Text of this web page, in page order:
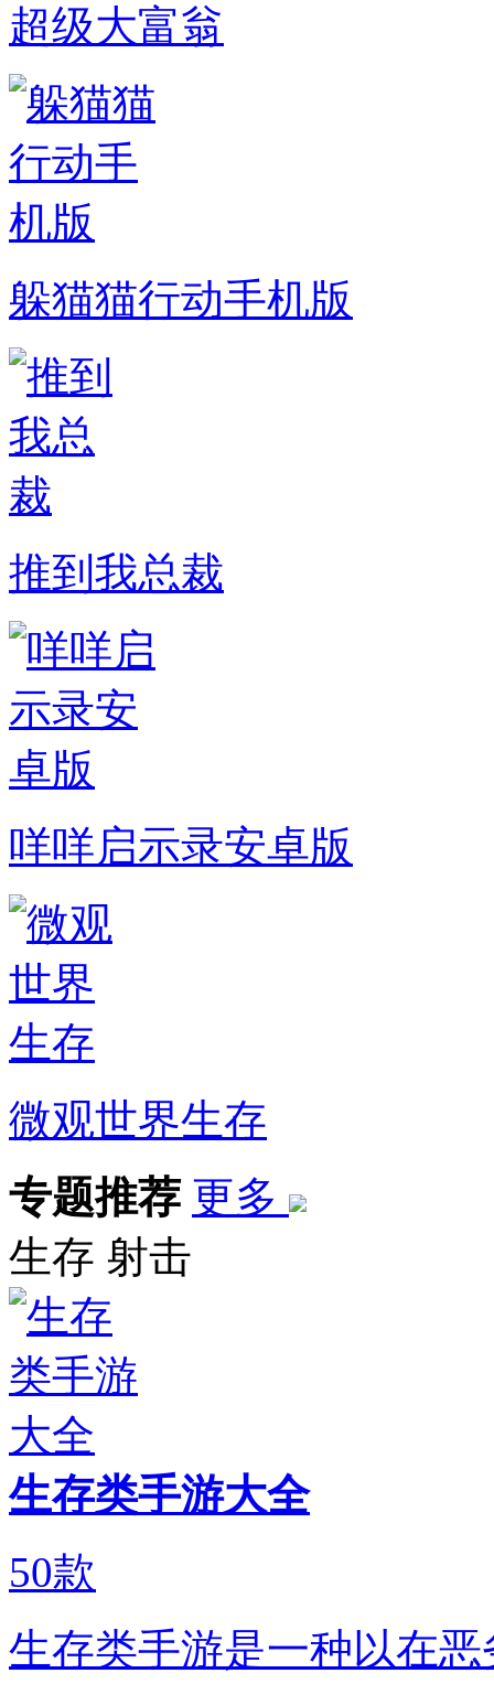
超级大富翁
躲猫猫行动手机版
推到我总裁
咩咩启示录安卓版
微观世界生存
专题推荐 更多
生存 射击
生存类手游大全
50款
生存类手游是一种以在